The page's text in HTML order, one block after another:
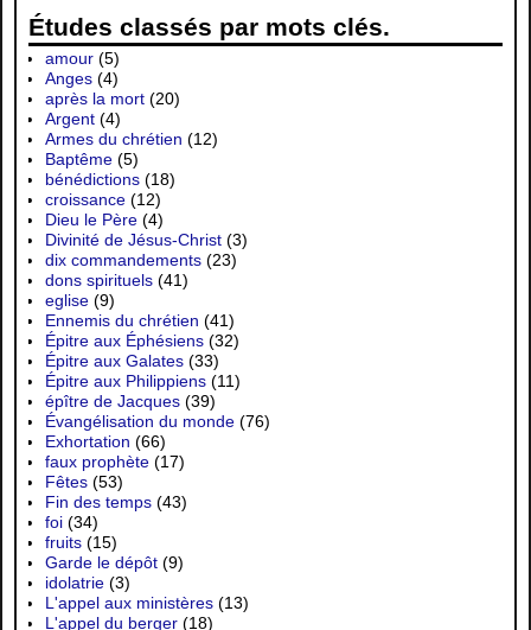
Études classés par mots clés.
amour (5)
Anges (4)
après la mort (20)
Argent (4)
Armes du chrétien (12)
Baptême (5)
bénédictions (18)
croissance (12)
Dieu le Père (4)
Divinité de Jésus-Christ (3)
dix commandements (23)
dons spirituels (41)
eglise (9)
Ennemis du chrétien (41)
Épitre aux Éphésiens (32)
Épitre aux Galates (33)
Épitre aux Philippiens (11)
épître de Jacques (39)
Évangélisation du monde (76)
Exhortation (66)
faux prophète (17)
Fêtes (53)
Fin des temps (43)
foi (34)
fruits (15)
Garde le dépôt (9)
idolatrie (3)
L'appel aux ministères (13)
L'appel du berger (18)